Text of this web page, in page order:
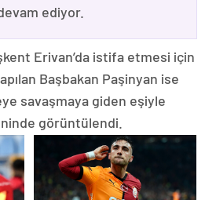
ediyor.
Erivan’da istifa etmesi için
Başbakan Paşinyan ise
savaşmaya giden eşiyle
görüntülendi.